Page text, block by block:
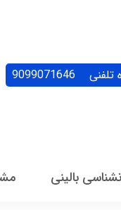
تلفنی 9099071646
بالینی